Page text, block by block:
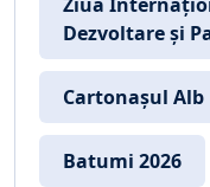
Dezvoltare și
Cartonașul Alb
Batumi 2026